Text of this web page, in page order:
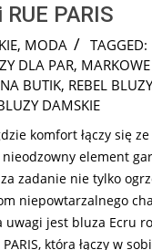
PARIS
, MODA TAGGED:
DLA PAR,
BUTIK, REBEL BLUZY
DAMSKIE
komfort łączy się
element
zadanie nie tylko
niepowtarzalnego
uwagi jest bluza Ecru
która łączy w